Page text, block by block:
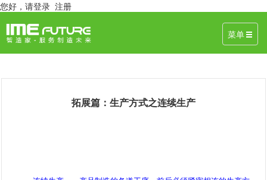
您好， 请登录 注册
菜单
拓展篇：生产方式之连续生产